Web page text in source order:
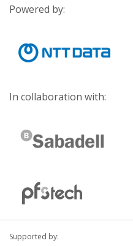
Powered by:
In collaboration with:
Supported by: